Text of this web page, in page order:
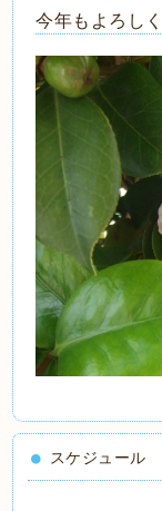
今年もよろし
スケジュール